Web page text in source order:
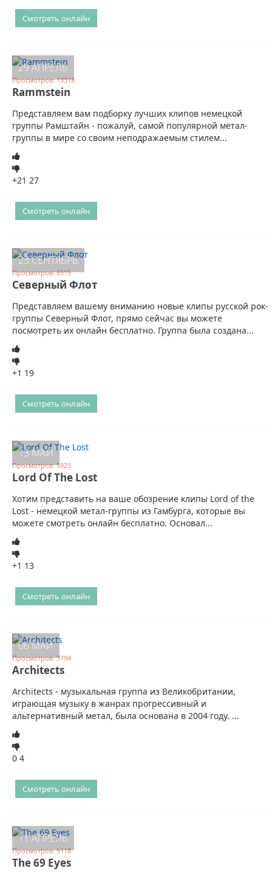
Смотреть онлайн
29 АПРЕЛЬ
Просмотров: 13318
Rammstein
Представляем вам подборку лучших клипов немецкой
группы Рамштайн - пожалуй, самой популярной метал-
группы в мире со своим неподражаемым стилем...
+21 27
Смотреть онлайн
23 СЕНТЯБРЬ
Просмотров: 6515
Северный Флот
Представляем вашему вниманию новые клипы русской рок-
группы Северный Флот, прямо сейчас вы можете
посмотреть их онлайн бесплатно. Группа была создана...
+1 19
Смотреть онлайн
13 МАЙ
Просмотров: 5923
Lord Of The Lost
Хотим представить на ваше обозрение клипы Lord of the
Lost - немецкой метал-группы из Гамбурга, которые вы
можете смотреть онлайн бесплатно. Основал...
+1 13
Смотреть онлайн
06 МАЙ
Просмотров: 3794
Architects
Architects - музыкальная группа из Великобритании,
играющая музыку в жанрах прогрессивный и
альтернативный метал, была основана в 2004 году. ...
0 4
Смотреть онлайн
11 АПРЕЛЬ
Просмотров: 5118
The 69 Eyes